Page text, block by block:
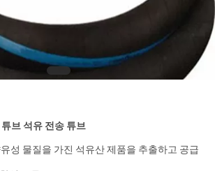
브 석유 전송 튜브
성 물질을 가진 석유산 제품을 추출하고 공급